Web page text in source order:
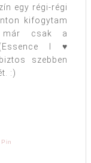
egy régi-régi
kifogytam
már csak a
I ♥
szebben
:)
Pin